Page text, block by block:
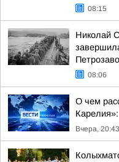
08:15
Николай
08:06
О чем
Карелия»:
Вчера, 20:43